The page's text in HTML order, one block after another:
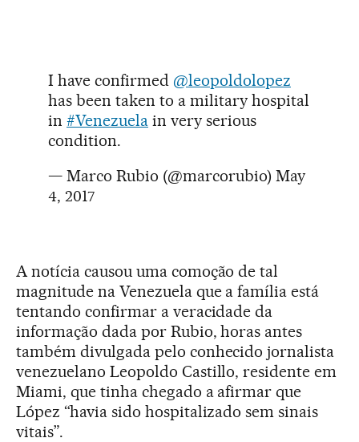
I have confirmed @leopoldolopez
has been taken to a military hospital
in #Venezuela in very serious
condition.
— Marco Rubio (@marcorubio) May
4, 2017
A notícia causou uma comoção de tal
magnitude na Venezuela que a família está
tentando confirmar a veracidade da
informação dada por Rubio, horas antes
também divulgada pelo conhecido jornalista
venezuelano Leopoldo Castillo, residente em
Miami, que tinha chegado a afirmar que
López “havia sido hospitalizado sem sinais
vitais”.